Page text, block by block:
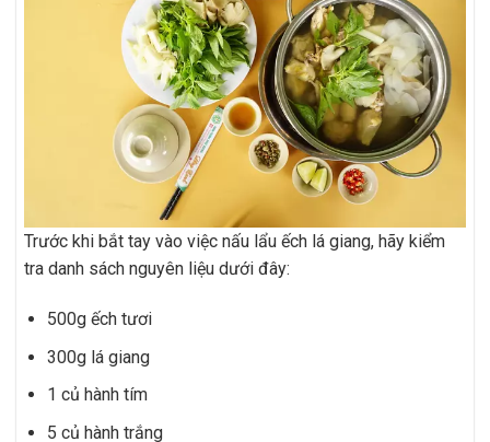
Trước khi bắt tay vào việc nấu lẩu ếch lá giang, hãy kiểm
tra danh sách nguyên liệu dưới đây:
500g ếch tươi
300g lá giang
1 củ hành tím
5 củ hành trắng